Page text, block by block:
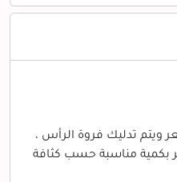
ويتم تدليك فروة الرأس ،
بكمية مناسبة حسب كثافة